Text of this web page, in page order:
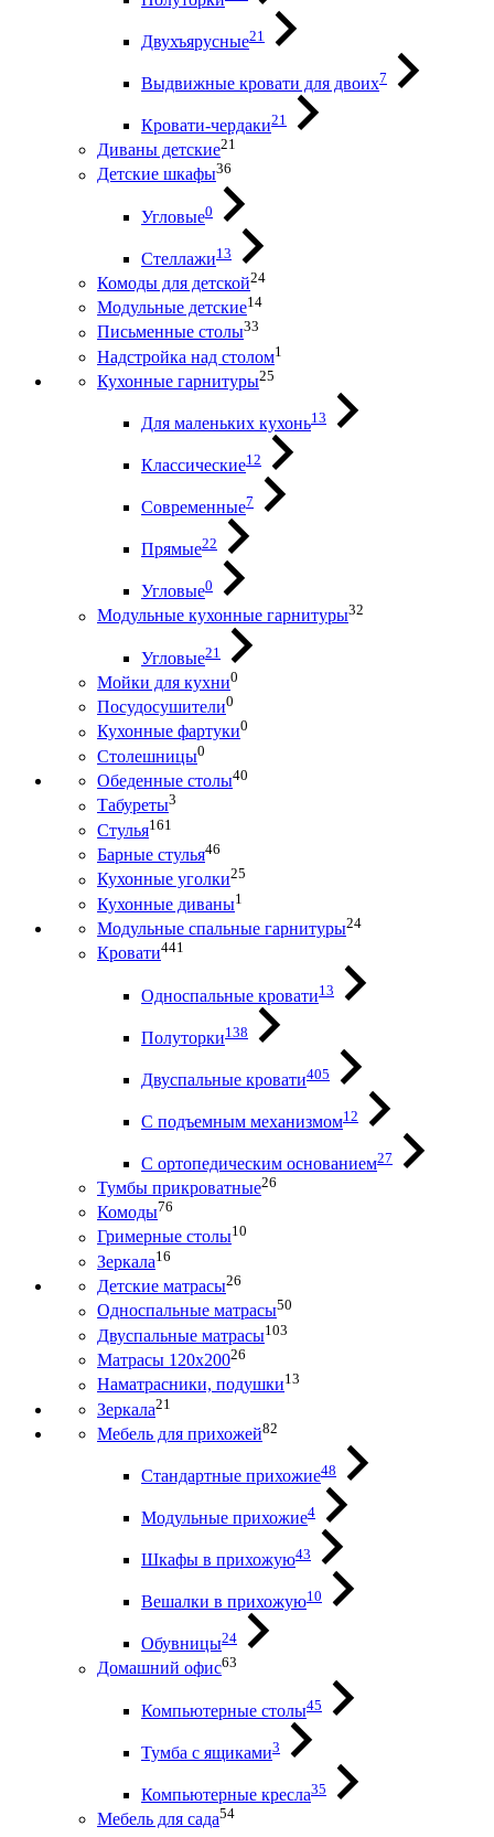
Двухъярусные21
Выдвижные кровати для двоих7
Кровати-чердаки21
Диваны детские21
Детские шкафы36
Угловые0
Стеллажи13
Комоды для детской24
Модульные детские14
Письменные столы33
Надстройка над столом1
Кухонные гарнитуры25
Для маленьких кухонь13
Классические12
Современные7
Прямые22
Угловые0
Модульные кухонные гарнитуры32
Угловые21
Мойки для кухни0
Посудосушители0
Кухонные фартуки0
Столешницы0
Обеденные столы40
Табуреты3
Стулья161
Барные стулья46
Кухонные уголки25
Кухонные диваны1
Модульные спальные гарнитуры24
Кровати441
Односпальные кровати13
Полуторки138
Двуспальные кровати405
С подъемным механизмом12
С ортопедическим основанием27
Тумбы прикроватные26
Комоды76
Гримерные столы10
Зеркала16
Детские матрасы26
Односпальные матрасы50
Двуспальные матрасы103
Матрасы 120х20026
Наматрасники, подушки13
Зеркала21
Мебель для прихожей82
Стандартные прихожие48
Модульные прихожие4
Шкафы в прихожую43
Вешалки в прихожую10
Обувницы24
Домашний офис63
Компьютерные столы45
Тумба с ящиками3
Компьютерные кресла35
Мебель для сада54